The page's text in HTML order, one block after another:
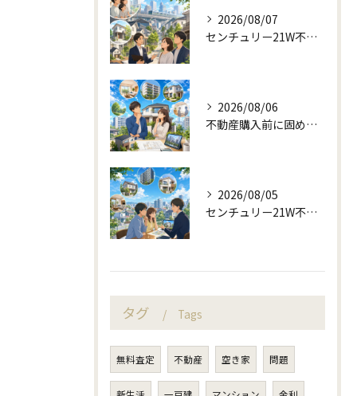
2026/08/07
センチュリー21W不動産販売の駅近相談と地域目線
2026/08/06
不動産購入前に固める資金計画と住み替え判断
2026/08/05
センチュリー21W不動産販売と町目線の不動産相談
タグ Tags
無料査定 不動産 空き家 問題